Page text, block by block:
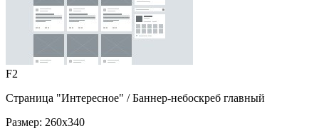
F2
Страница "Интересное" / Баннер-небоскреб главный
Размер: 260x340